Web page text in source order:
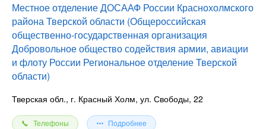
Местное отделение ДОСААФ России Краснохолмского
района Тверской области (Общероссийская
общественно-государственная организация
Добровольное общество содействия армии, авиации
и флоту России Региональное отделение Тверской
области)
Тверская обл., г. Красный Холм, ул. Свободы, 22
Телефоны Подробнее